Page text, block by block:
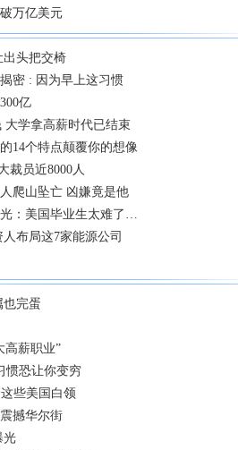
万亿美元
出头把交椅
密 : 因为早上这习惯
亿
大学拿高薪时代已结束
14个特点颠覆你的想像
裁员近8000人
爬山坠亡 凶嫌竟是他
：美国毕业生太难了…
布局这7家能源公司
也完蛋
高薪职业”
惯恐让你变穷
些美国白领
撼华尔街
光